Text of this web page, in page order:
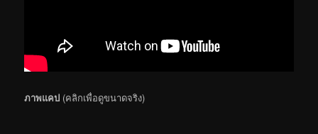
ภาพแคป (คลิกเพื่อดูขนาดจริง)